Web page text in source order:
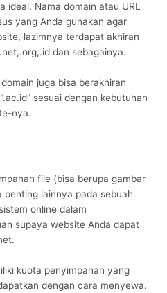
ideal. Nama domain atau URL
yang Anda gunakan agar
lazimnya terdapat akhiran
dan sebagainya.
juga bisa berakhiran
sesuai dengan kebutuhan
nya.
file (bisa berupa gambar
lainnya pada sebuah
online dalam
supaya website Anda dapat
kuota penyimpanan yang
dengan cara menyewa.